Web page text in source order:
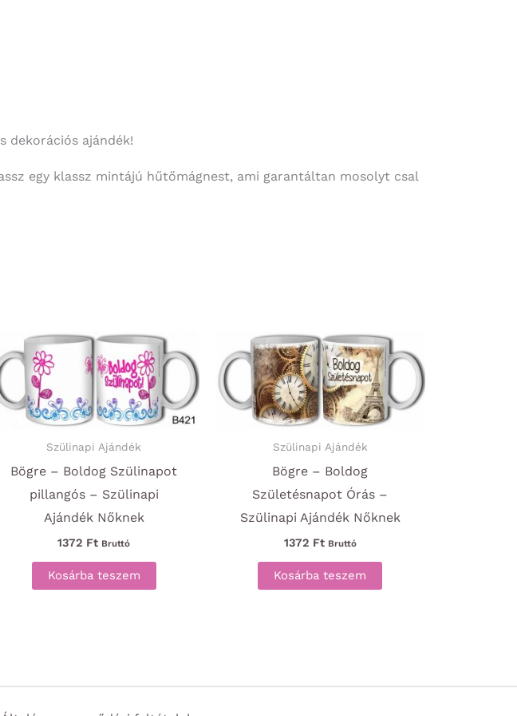
dekorációs ajándék!
egy klassz mintájú hűtőmágnest, ami garantáltan mosolyt csal
Szülinapi Ajándék
Bögre – Boldog Szülinapot
pillangós – Szülinapi
Ajándék Nőknek
1372 Ft Bruttó
Kosárba teszem
Szülinapi Ajándék
Bögre – Boldog
Születésnapot Órás –
Szülinapi Ajándék Nőknek
1372 Ft Bruttó
Kosárba teszem